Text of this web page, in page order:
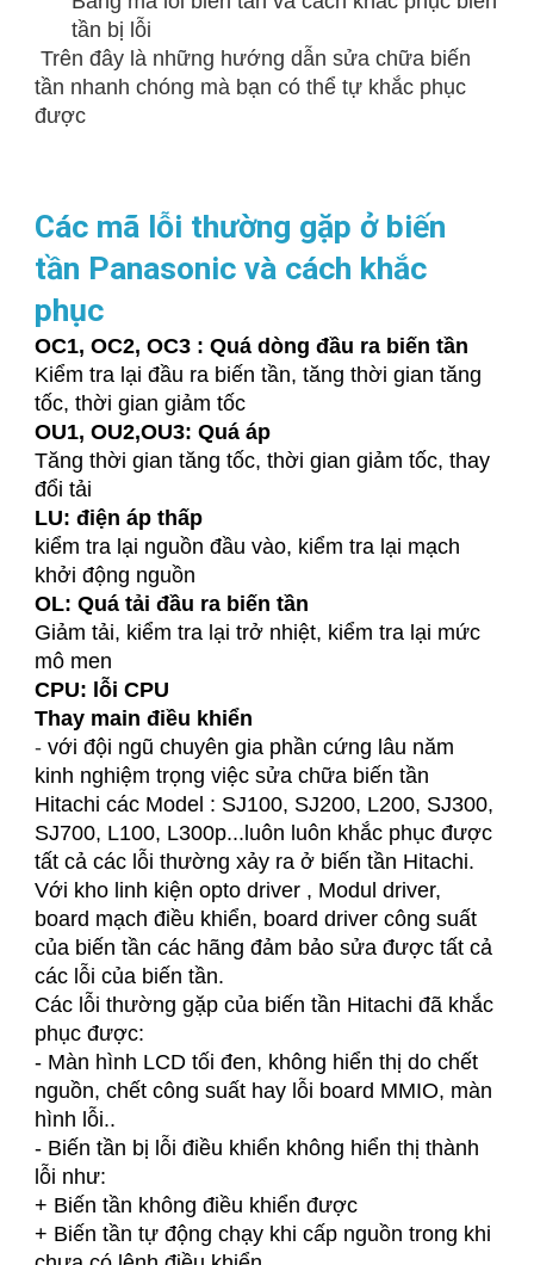
tần bị lỗi
Trên đây là những hướng dẫn sửa chữa biến
tần nhanh chóng mà bạn có thể tự khắc phục
được
Các mã lỗi thường gặp ở biến
tần Panasonic và cách khắc
phục
OC1, OC2, OC3 : Quá dòng đầu ra biến tần
Kiểm tra lại đầu ra biến tần, tăng thời gian tăng
tốc, thời gian giảm tốc
OU1, OU2,OU3: Quá áp
Tăng thời gian tăng tốc, thời gian giảm tốc, thay
đổi tải
LU: điện áp thấp
kiểm tra lại nguồn đầu vào, kiểm tra lại mạch
khởi động nguồn
OL: Quá tải đầu ra biến tần
Giảm tải, kiểm tra lại trở nhiệt, kiểm tra lại mức
mô men
CPU: lỗi CPU
Thay main điều khiển
- với đội ngũ chuyên gia phần cứng lâu năm
kinh nghiệm trọng việc sửa chữa biến tần
Hitachi các Model : SJ100, SJ200, L200, SJ300,
SJ700, L100, L300p...luôn luôn khắc phục được
tất cả các lỗi thường xảy ra ở biến tần Hitachi.
Với kho linh kiện opto driver , Modul driver,
board mạch điều khiển, board driver công suất
của biến tần các hãng đảm bảo sửa được tất cả
các lỗi của biến tần.
Các lỗi thường gặp của biến tần Hitachi đã khắc
phục được:
- Màn hình LCD tối đen, không hiển thị do chết
nguồn, chết công suất hay lỗi board MMIO, màn
hình lỗi..
- Biến tần bị lỗi điều khiển không hiển thị thành
lỗi như:
+ Biến tần không điều khiển được
+ Biến tần tự động chạy khi cấp nguồn trong khi